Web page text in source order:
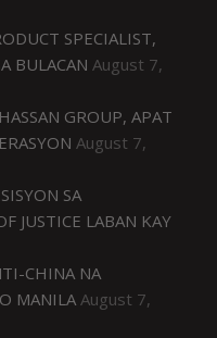
SPECIALIST,
BULACAN August 7,
GROUP, APAT
August 7,
SA
JUSTICE LABAN KAY
CHINA NA
MANILA August 7,